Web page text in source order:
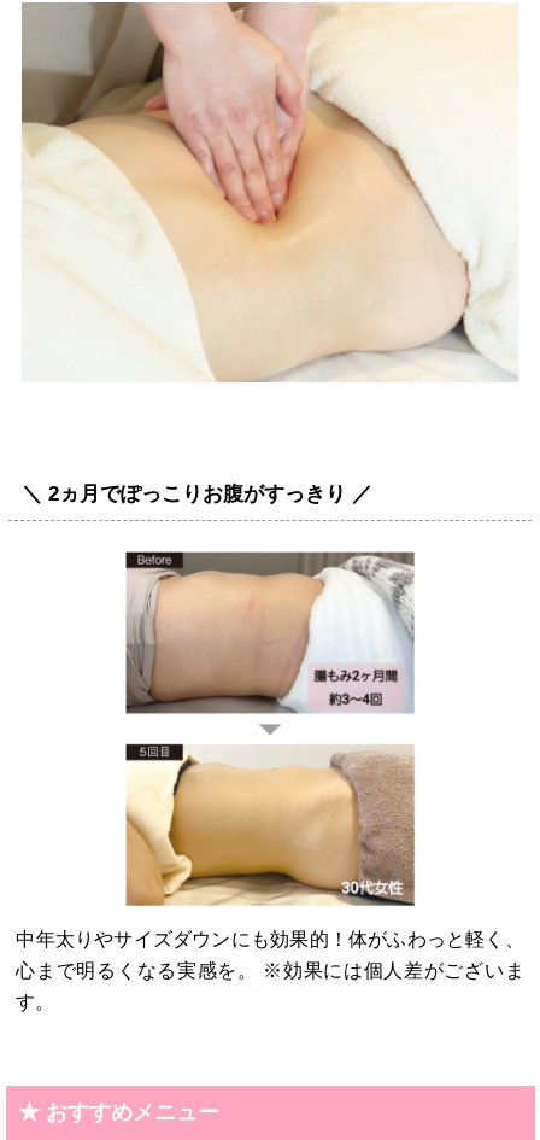
＼ 2ヵ月でぽっこりお腹がすっきり ／
中年太りやサイズダウンにも効果的！体がふわっと軽く、
心まで明るくなる実感を。 ※効果には個人差がございま
す。
★ おすすめメニュー